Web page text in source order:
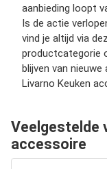
aanbieding loopt
Is de actie
vind je altijd via
productcategorie
blijven van
Livarno Keuken
Veelgestelde
accessoire